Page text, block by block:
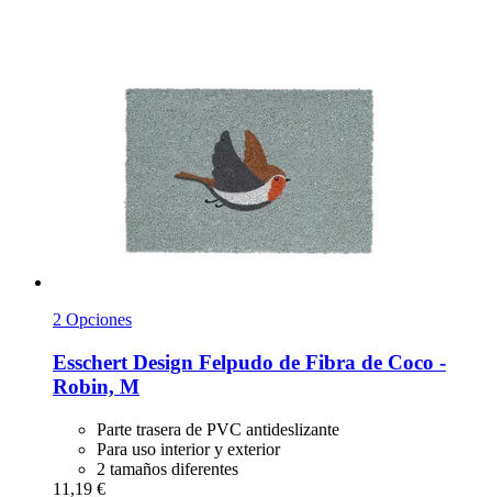
2 Opciones
Esschert Design Felpudo de Fibra de Coco -​
Robin, M
Parte trasera de PVC antideslizante
Para uso interior y exterior
2 tamaños diferentes
11,19 €